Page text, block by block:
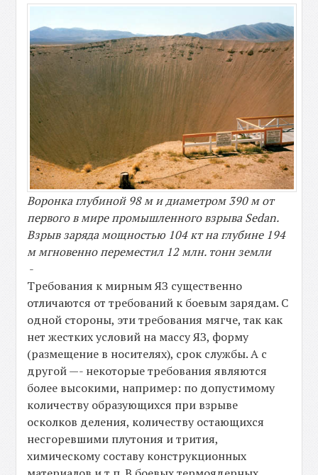
Воронка глубиной 98 м и диаметром 390 м от
первого в мире промышленного взрыва Sedan.
Взрыв заряда мощностью 104 кт на глубине 194
м мгновенно переместил 12 млн. тонн земли
-
Требования к мирным ЯЗ существенно
отличаются от требований к боевым зарядам. С
одной стороны, эти требования мягче, так как
нет жестких условий на массу ЯЗ, форму
(размещение в носителях), срок службы. А с
другой —- некоторые требования являются
более высокими, например: по допустимому
количеству образующихся при взрыве
осколков деления, количеству остающихся
несгоревшими плутония и трития,
химическому составу конструкционных